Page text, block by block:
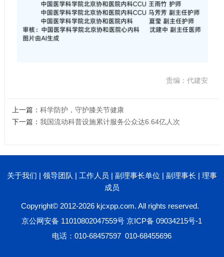
责编：代建安
上一篇：科学防护，守护膝关节健康
下一篇：我国流动科普设施累计服务公众达6.64亿人次
关于我们 | 领导团队 | 工作人员 | 副理事长单位 | 副理事长 | 理事
成员
Copyright© 2012-2026 kjcxpp.com. All rights reserved.
京公网安备 11010802047559号京ICP备 09034215号-1
电话：010-68457597 010-68455696